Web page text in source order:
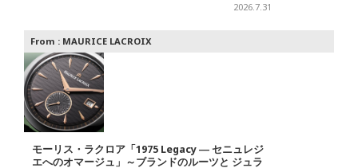
2026.7.31
From : MAURICE LACROIX
モーリス・ラクロア「1975 Legacy ― セニュレジ
エへのオマージュ」～ブランドのルーツと ジュラ